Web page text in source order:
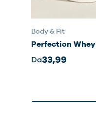
Body & Fit
Perfection Whey
Da33,99